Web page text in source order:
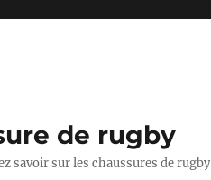
de rugby
savoir sur les chaussures de rugby